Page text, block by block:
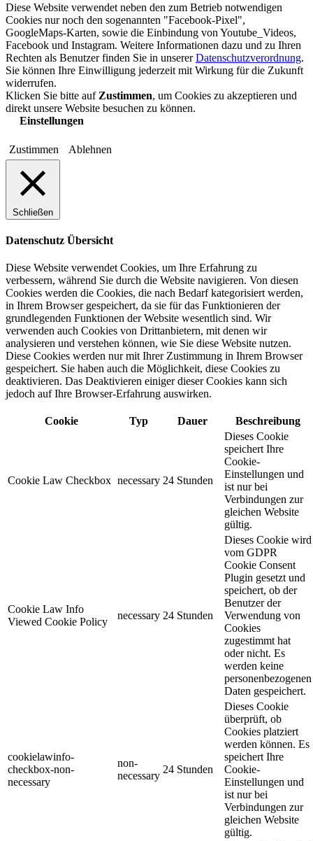
Diese Website verwendet neben den zum Betrieb notwendigen
Cookies nur noch den sogenannten "Facebook-Pixel",
GoogleMaps-Karten, sowie die Einbindung von Youtube_Videos,
Facebook und Instagram. Weitere Informationen dazu und zu Ihren
Rechten als Benutzer finden Sie in unsererDatenschutzverordnung.
Sie können Ihre Einwilligung jederzeit mit Wirkung für die Zukunft
widerrufen.
Klicken Sie bitte auf Zustimmen, um Cookies zu akzeptieren und
direkt unsere Website besuchen zu können.
Einstellungen
Zustimmen Ablehnen
Schließen
Datenschutz Übersicht
Diese Website verwendet Cookies, um Ihre Erfahrung zu
verbessern, während Sie durch die Website navigieren. Von diesen
Cookies werden die Cookies, die nach Bedarf kategorisiert werden,
in Ihrem Browser gespeichert, da sie für das Funktionieren der
grundlegenden Funktionen der Website wesentlich sind. Wir
verwenden auch Cookies von Drittanbietern, mit denen wir
analysieren und verstehen können, wie Sie diese Website nutzen.
Diese Cookies werden nur mit Ihrer Zustimmung in Ihrem Browser
gespeichert. Sie haben auch die Möglichkeit, diese Cookies zu
deaktivieren. Das Deaktivieren einiger dieser Cookies kann sich
jedoch auf Ihre Browser-Erfahrung auswirken.
Cookie Typ Dauer Beschreibung
Cookie Law Checkbox necessary 24 Stunden
Dieses Cookie
speichert Ihre
Cookie-
Einstellungen und
ist nur bei
Verbindungen zur
gleichen Website
gültig.
Cookie Law Info
Viewed Cookie Policy
necessary 24 Stunden
Dieses Cookie wird
vom GDPR
Cookie Consent
Plugin gesetzt und
speichert, ob der
Benutzer der
Verwendung von
Cookies
zugestimmt hat
oder nicht. Es
werden keine
personenbezogenen
Daten gespeichert.
cookielawinfo-
checkbox-non-
necessary
non-
necessary
24 Stunden
Dieses Cookie
überprüft, ob
Cookies platziert
werden können. Es
speichert Ihre
Cookie-
Einstellungen und
ist nur bei
Verbindungen zur
gleichen Website
gültig.